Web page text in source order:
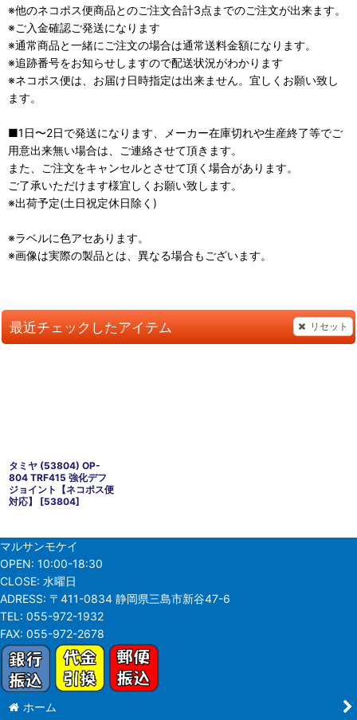
※他のネコポス便商品とのご注文合計3点までのご注文が出来ます。
※ご入金確認ご発送になります
※通常商品と一緒にご注文の場合は通常送料金額になります。
※追跡番号をお知らせしますので配送状況がわかります
※ネコポス便は、お届け日時指定は出来ません。宜しくお願い致し
ます。
■1日〜2日で発送になります、メーカー在庫切れや生産終了等でご
用意出来無い場合は、ご連絡させて頂きます。
また、ご注文をキャンセルとさせて頂く場合があります。
ご了承いただけます様宜しくお願い致します。
※出荷予定(土日祝定休日除く)
※ラベルに色アセあります。
※画像は実際の製品とは、異なる場合もございます。
最近チェックしたアイテム リセット
タミヤ (53804) OP-
804 TRF415 強化デフ
ジョイント【ネコポス便
対応】 [53804]
マルサンモケイ
OPEN: 10:00-18:30
CLOSE: 水曜日
ADRESS: 〒411-0834 静岡県三島市新谷47-6
TEL: 055-972-1932
FAX: 055-972-2678
ホーム